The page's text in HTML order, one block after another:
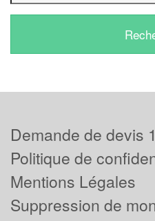
Demande de devis
Politique de
Mentions Légales
Suppression de